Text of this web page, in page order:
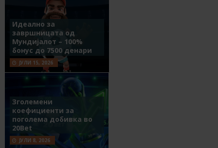
Идеално за
завршницата од
Мундијалот – 100%
бонус до 7500 денари
ЈУЛИ 15, 2026
Зголемени
коефициенти за
поголема добивка во
20Bet
ЈУЛИ 8, 2026